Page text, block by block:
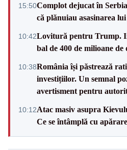
15:50Complot dejucat în
că plănuiau asasinarea
10:42Lovitură pentru Trump.
bal de 400 de milioane
10:38România își păstrează
investițiilor. Un semnal
avertisment pentru
10:12Atac masiv asupra
Ce se întâmplă cu